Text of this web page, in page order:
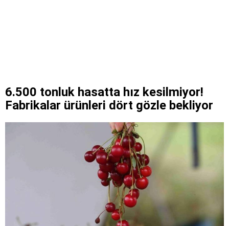
6.500 tonluk hasatta hız kesilmiyor!
Fabrikalar ürünleri dört gözle bekliyor